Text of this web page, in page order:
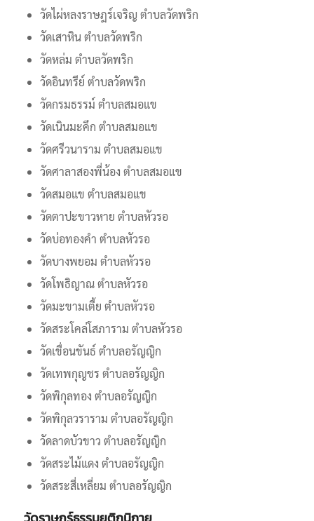
วัดไผ่หลงราษฎร์เจริญ ตำบลวัดพริก
วัดเสาหิน ตำบลวัดพริก
วัดหล่ม ตำบลวัดพริก
วัดอินทรีย์ ตำบลวัดพริก
วัดกรมธรรม์ ตำบลสมอแข
วัดเนินมะคึก ตำบลสมอแข
วัดศรีวนาราม ตำบลสมอแข
วัดศาลาสองพี่น้อง ตำบลสมอแข
วัดสมอแข ตำบลสมอแข
วัดตาปะขาวหาย ตำบลหัวรอ
วัดบ่อทองคำ ตำบลหัวรอ
วัดบางพยอม ตำบลหัวรอ
วัดโพธิญาณ ตำบลหัวรอ
วัดมะขามเตี้ย ตำบลหัวรอ
วัดสระโคล่โสภาราม ตำบลหัวรอ
วัดเขื่อนขันธ์ ตำบลอรัญญิก
วัดเทพกุญชร ตำบลอรัญญิก
วัดพิกุลทอง ตำบลอรัญญิก
วัดพิกุลวราราม ตำบลอรัญญิก
วัดลาดบัวขาว ตำบลอรัญญิก
วัดสระไม้แดง ตำบลอรัญญิก
วัดสระสี่เหลี่ยม ตำบลอรัญญิก